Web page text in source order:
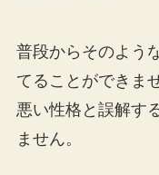
普段からそのよう
てることができま
悪い性格と誤解す
ません。